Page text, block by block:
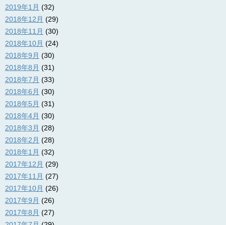
2019年1月 (32)
2018年12月 (29)
2018年11月 (30)
2018年10月 (24)
2018年9月 (30)
2018年8月 (31)
2018年7月 (33)
2018年6月 (30)
2018年5月 (31)
2018年4月 (30)
2018年3月 (28)
2018年2月 (28)
2018年1月 (32)
2017年12月 (29)
2017年11月 (27)
2017年10月 (26)
2017年9月 (26)
2017年8月 (27)